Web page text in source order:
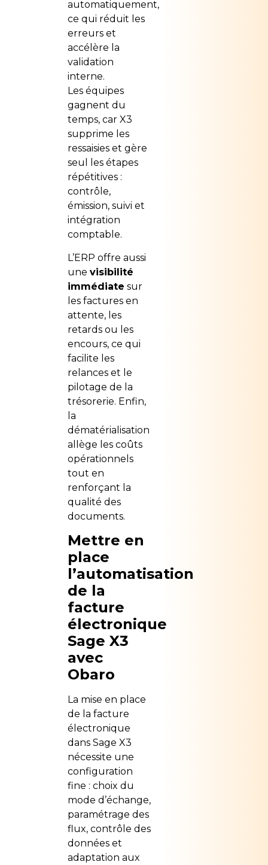
automatiquement,
ce qui réduit les
erreurs et
accélère la
validation
interne.
Les équipes
gagnent du
temps, car X3
supprime les
ressaisies et gère
seul les étapes
répétitives :
contrôle,
émission, suivi et
intégration
comptable.
L’ERP offre aussi
unevisibilité
immédiate sur
les factures en
attente, les
retards ou les
encours, ce qui
facilite les
relances et le
pilotage de la
trésorerie. Enfin,
la
dématérialisation
allège les coûts
opérationnels
tout en
renforçant la
qualité des
documents.
Mettre en
place
l’automatisation
de la
facture
électronique
Sage X3
avec
Obaro
La mise en place
de la facture
électronique
dans Sage X3
nécessite une
configuration
fine : choix du
mode d’échange,
paramétrage des
flux, contrôle des
données et
adaptation aux